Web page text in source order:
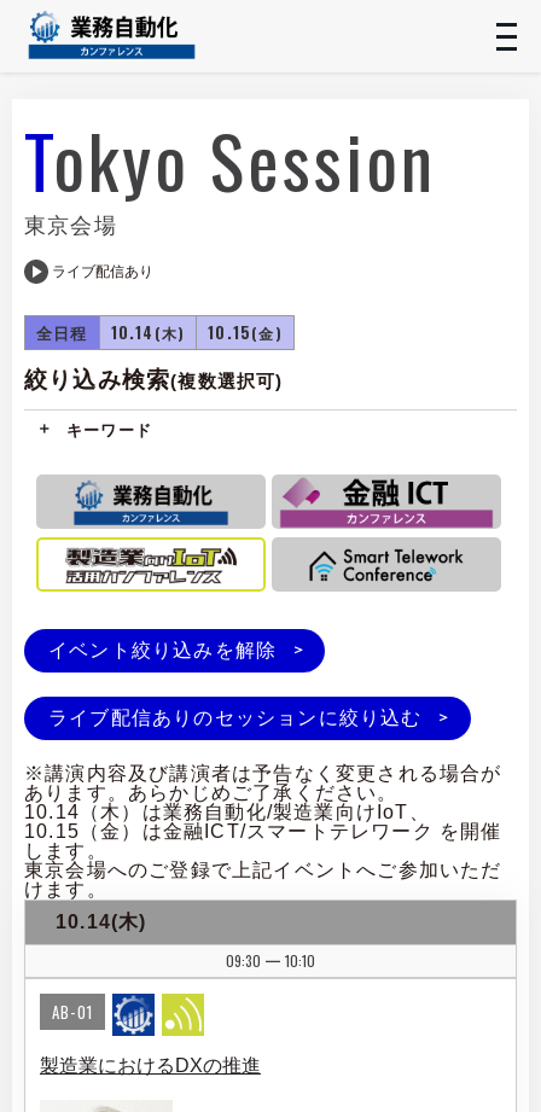
Tokyo Session
東京会場
全日程 10.14 (木) 10.15(金)
ライブ配信あり
絞り込み検索(複数選択可)
キーワード
イベント絞り込みを解除
ライブ配信ありのセッションに絞り込む
※講演内容及び講演者は予告なく変更される場合が
あります。あらかじめご了承ください。
10.14（木）は業務自動化/製造業向けIoT、
10.15（金）は金融ICT/スマートテレワーク を開催
します。
東京会場へのご登録で上記イベントへご参加いただ
けます。
10.14(木)
09:30
| 10:10
AB-01
製造業におけるDXの推進